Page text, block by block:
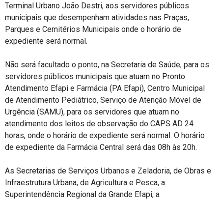
Terminal Urbano João Destri, aos servidores públicos
municipais que desempenham atividades nas Praças,
Parques e Cemitérios Municipais onde o horário de
expediente será normal.
Não será facultado o ponto, na Secretaria de Saúde, para os
servidores públicos municipais que atuam no Pronto
Atendimento Efapi e Farmácia (PA Efapi), Centro Municipal
de Atendimento Pediátrico, Serviço de Atenção Móvel de
Urgência (SAMU), para os servidores que atuam no
atendimento dos leitos de observação do CAPS AD 24
horas, onde o horário de expediente será normal. O horário
de expediente da Farmácia Central será das 08h às 20h.
As Secretarias de Serviços Urbanos e Zeladoria, de Obras e
Infraestrutura Urbana, de Agricultura e Pesca, a
Superintendência Regional da Grande Efapi, a